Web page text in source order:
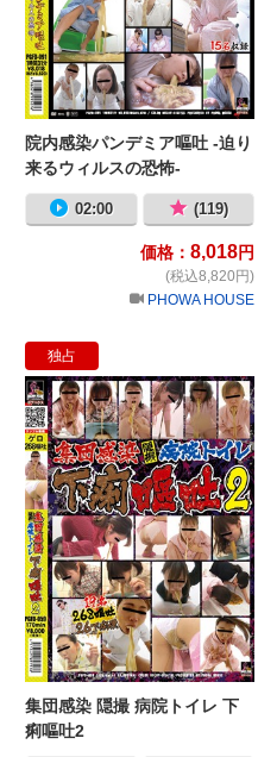
院内感染パンデミア嘔吐 -迫り
来るウィルスの恐怖-
02:00 (119)
価格： 8,018円
(税込8,820円)
PHOWA HOUSE
独占
集団感染 隠撮 病院トイレ 下
痢嘔吐2